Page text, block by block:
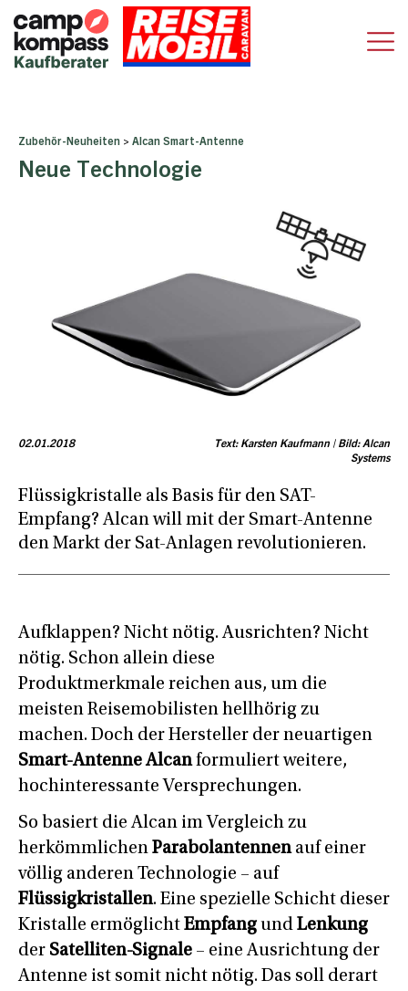
Zubehör-Neuheiten > Alcan Smart-Antenne
Neue Technologie
02.01.2018
Text: Karsten Kaufmann | Bild: Alcan
Systems
Flüssigkristalle als Basis für den SAT-
Empfang? Alcan will mit der Smart-Antenne
den Markt der Sat-Anlagen revolutionieren.
Aufklappen? Nicht nötig. Ausrichten? Nicht
nötig. Schon allein diese
Produktmerkmale reichen aus, um die
meisten Reisemobilisten hellhörig zu
machen. Doch der Hersteller der neuartigen
Smart-Antenne Alcanformuliert weitere,
hochinteressante Versprechungen.
So basiert die Alcan im Vergleich zu
herkömmlichen Parabolantennenauf einer
völlig anderen Technologie – auf
Flüssigkristallen. Eine spezielle Schicht dieser
Kristalle ermöglicht Empfang und Lenkung
der Satelliten-Signale – eine Ausrichtung der
Antenne ist somit nicht nötig. Das soll derart